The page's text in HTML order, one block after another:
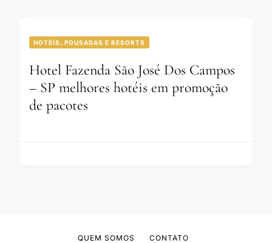
HOTÉIS, POUSADAS E RESORTS
Hotel Fazenda São José Dos Campos
– SP melhores hotéis em promoção
de pacotes
QUEM SOMOS CONTATO